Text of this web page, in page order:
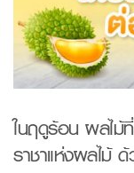
ในฤดูร้อน ผลไม้
ราชาแห่งผลไม้